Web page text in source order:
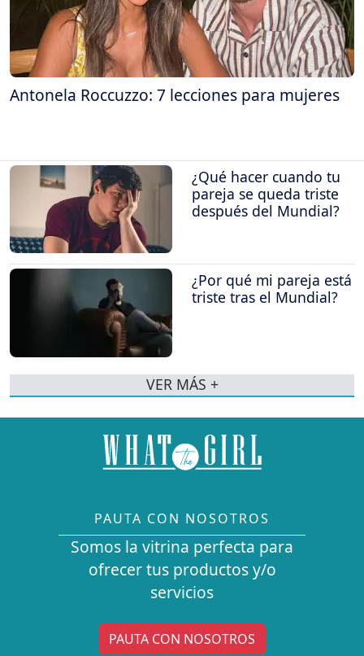
Antonela Roccuzzo: 7 lecciones para mujeres
¿Qué hacer cuando tu
pareja se queda triste
después del Mundial?
¿Por qué mi pareja está
triste tras el Mundial?
VER MÁS +
PAUTA CON NOSOTROS
Somos la vitrina perfecta para
ofrecer tus productos y/o
servicios
PAUTA CON NOSOTROS